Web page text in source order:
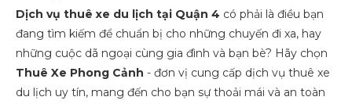
Dịch vụ thuê xe du lịch tại Quận 4 có phải là điều bạn
đang tìm kiếm để chuẩn bị cho những chuyến đi xa, hay
những cuộc dã ngoại cùng gia đình và bạn bè? Hãy chọn
Thuê Xe Phong Cảnh - đơn vị cung cấp dịch vụ thuê xe
du lịch uy tín, mang đến cho bạn sự thoải mái và an toàn